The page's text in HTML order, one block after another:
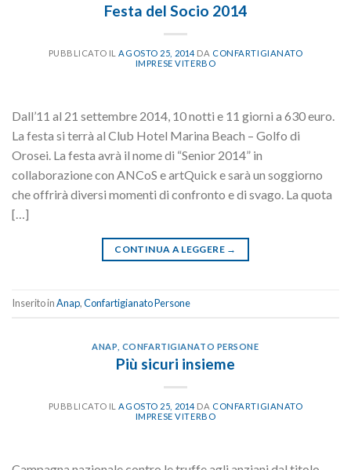
Festa del Socio 2014
PUBBLICATO IL AGOSTO 25, 2014 DA CONFARTIGIANATO
IMPRESE VITERBO
Dall’11 al 21 settembre 2014, 10 notti e 11 giorni a 630 euro.
La festa si terrà al Club Hotel Marina Beach – Golfo di
Orosei. La festa avrà il nome di “Senior 2014” in
collaborazione con ANCoS e artQuick e sarà un soggiorno
che offrirà diversi momenti di confronto e di svago. La quota
[…]
CONTINUA A LEGGERE →
Inserito inAnap,Confartigianato Persone
ANAP CONFARTIGIANATO PERSONE
Più sicuri insieme
PUBBLICATO ILAGOSTO 25, 2014 DA CONFARTIGIANATO
IMPRESE VITERBO